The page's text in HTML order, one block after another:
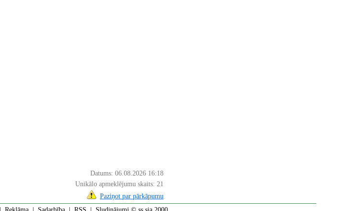
Datums: 06.08.2026 16:18
Unikālo apmeklējumu skaits: 21
Paziņot par pārkāpumu